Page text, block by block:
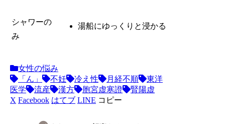
シャワーの
み
湯船にゆっくりと浸かる
女性の悩み
「ん」
不妊 冷え性 月経不順
東洋
医学
流産 漢方 胞宮虚寒證
腎陽虚
X Facebook はてブ LINE コピー